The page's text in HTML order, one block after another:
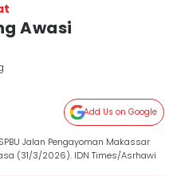
Awasi
Add Us on Google
Jalan Pengayoman Makassar
(31/3/2026). IDN Times/Asrhawi